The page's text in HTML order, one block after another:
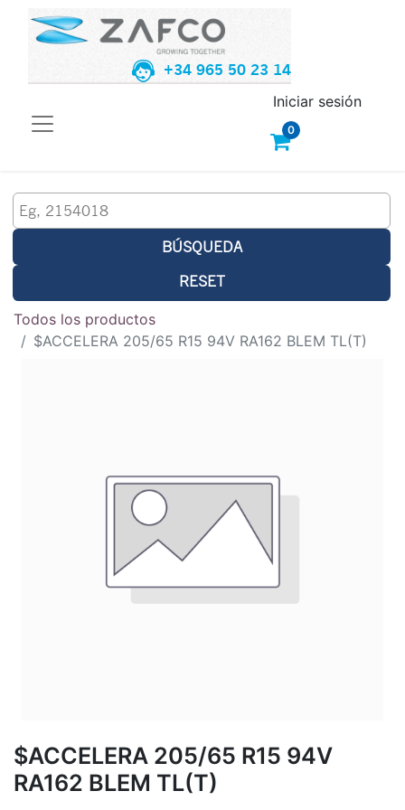
+34 965 50 23 14
0
Iniciar sesión
BÚSQUEDA
RESET
Todos los productos
$ACCELERA 205/65 R15 94V RA162 BLEM TL(T)
$ACCELERA 205/65 R15 94V
RA162 BLEM TL(T)